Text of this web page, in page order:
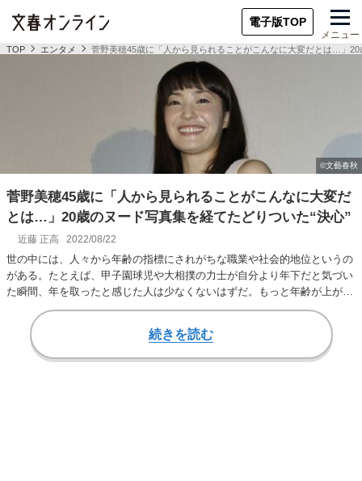
電子版TOP
メニュー
TOP エンタメ 菅野美穂45歳に「人から見られることがこんなに大変だとは…」20
菅野美穂45歳に「人から見られることがこんなに大変だ
とは…」20歳のヌード写真集を経てたどりついた“決心”
近藤 正高 2022/08/22
世の中には、人々から年齢の指標にされがちな職業や社会的地位というの
がある。たとえば、甲子園球児や大相撲の力士が自分より年下だと気づい
た瞬間、年を取ったと感じた人は少なくないはずだ。もっと年齢が上がれ
ば、政治家なんか…
続きを読む